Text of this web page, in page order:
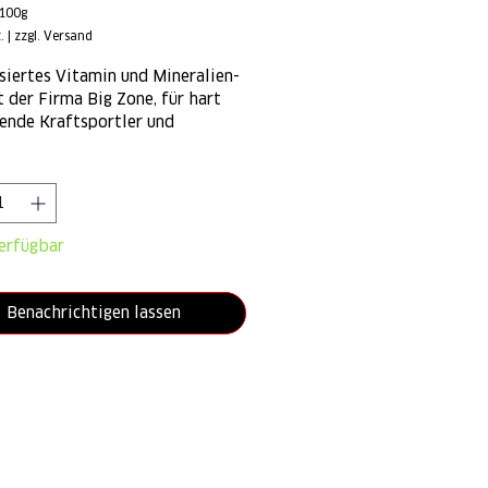
100g
| zzgl. Versand
Vitamin und Mineralien-
der Firma Big Zone, für hart
Kraftsportler und
Benachrichtigen lassen